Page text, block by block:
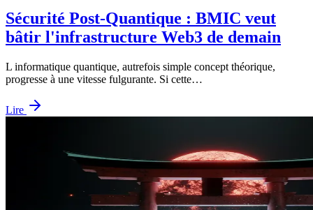
Sécurité Post-Quantique : BMIC veut
bâtir l'infrastructure Web3 de demain
L informatique quantique, autrefois simple concept théorique,
progresse à une vitesse fulgurante. Si cette…
Lire